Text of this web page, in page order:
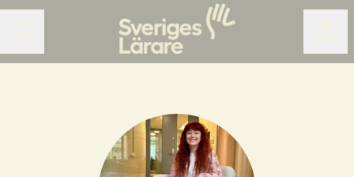
KARRIÄRMENY Dela